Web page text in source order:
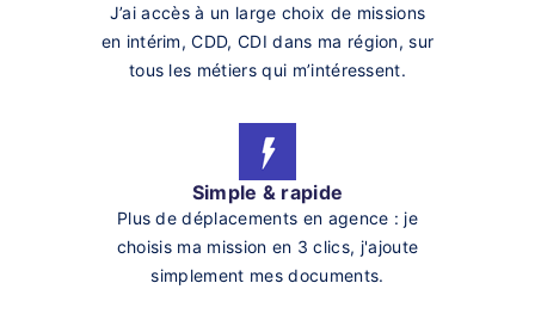
J’ai accès à un large choix de missions
en intérim, CDD, CDI dans ma région, sur
tous les métiers qui m’intéressent.
Simple & rapide
Plus de déplacements en agence : je
choisis ma mission en 3 clics, j'ajoute
simplement mes documents.